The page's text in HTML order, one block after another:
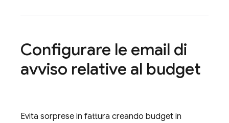
Configurare le email di
avviso relative al budget
Evita sorprese in fattura creando budget in